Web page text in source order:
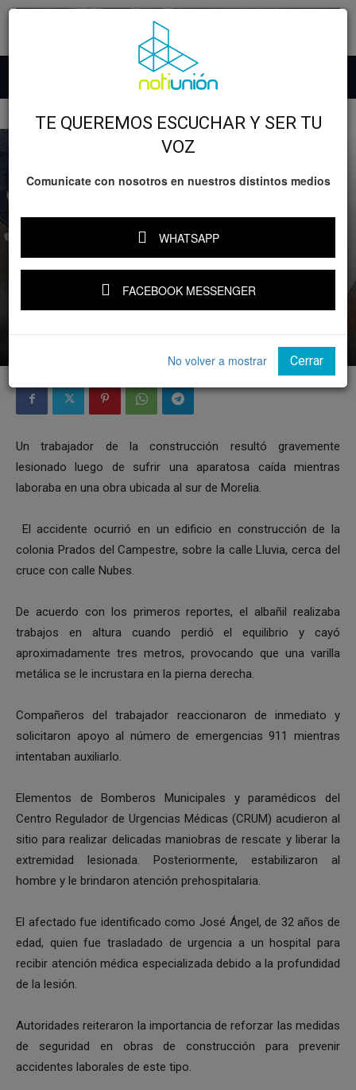
Accidentes
Albañil cae de tres metros y termina
atravesado por una varilla en Morelia
Un trabajador de la construcción resultó gravemente
lesionado luego de sufrir una aparatosa caída mientras
laboraba en una obra ubicada al sur de Morelia.
El accidente ocurrió en un edificio en construcción de la
colonia Prados del Campestre, sobre la calle Lluvia, cerca del
cruce con calle Nubes.
De acuerdo con los primeros reportes, el albañil realizaba
trabajos en altura cuando perdió el equilibrio y cayó
aproximadamente tres metros, provocando que una varilla
metálica se le incrustara en la pierna derecha.
Compañeros del trabajador reaccionaron de inmediato y
solicitaron apoyo al número de emergencias 911 mientras
intentaban auxiliarlo.
Elementos de Bomberos Municipales y paramédicos del
Centro Regulador de Urgencias Médicas (CRUM) acudieron al
sitio para realizar delicadas maniobras de rescate y liberar la
extremidad lesionada. Posteriormente, estabilizaron al
hombre y le brindaron atención prehospitalaria.
El afectado fue identificado como José Ángel, de 32 años de
edad, quien fue trasladado de urgencia a un hospital para
recibir atención médica especializada debido a la profundidad
de la lesión.
Autoridades reiteraron la importancia de reforzar las medidas
de seguridad en obras de construcción para prevenir
accidentes laborales de este tipo.
TE QUEREMOS ESCUCHAR Y SER TU
VOZ
Comunicate con nosotros en nuestros distintos medios
WHATSAPP
FACEBOOK MESSENGER
No volver a mostrar Cerrar